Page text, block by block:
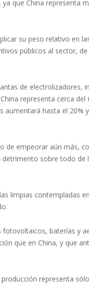
que China representa
su peso relativo en
públicos al sector,
de electrolizadores,
representa cerca del
hasta el 20%
de empeorar aún más,
sobre todo de
limpias contempladas
baterías y
que en China, y que
representa